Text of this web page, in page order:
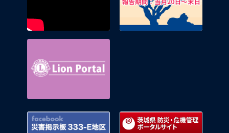
Facebook 災害掲示板 333-E地区